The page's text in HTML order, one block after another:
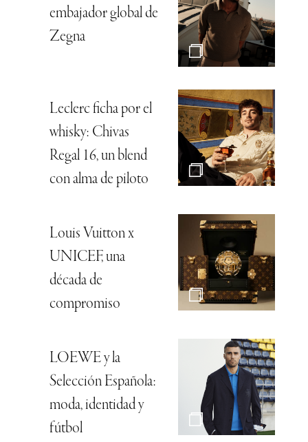
embajador global de
Zegna
Leclerc ficha por el
whisky: Chivas
Regal 16, un blend
con alma de piloto
Louis Vuitton x
UNICEF, una
década de
compromiso
LOEWE y la
Selección Española:
moda, identidad y
fútbol